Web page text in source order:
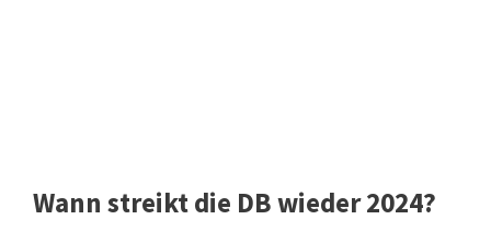
Wann streikt die DB wieder 2024?